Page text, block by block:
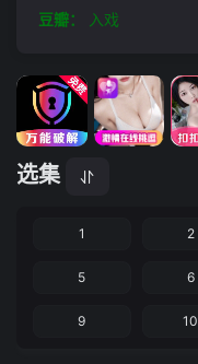
豆瓣：
入戏
选集
1 2
5 6
9 10